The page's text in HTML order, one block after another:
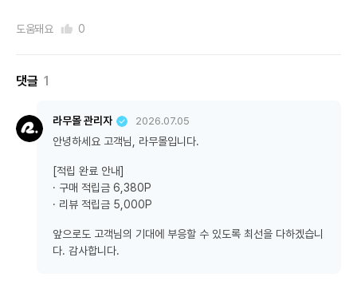
도움돼요 0
댓글 1
라무몰 관리자 2026.07.05
안녕하세요 고객님, 라무몰입니다.
[적립 완료 안내]
· 구매 적립금 6,380P
· 리뷰 적립금 5,000P
앞으로도 고객님의 기대에 부응할 수 있도록 최선을 다하겠습니
다. 감사합니다.